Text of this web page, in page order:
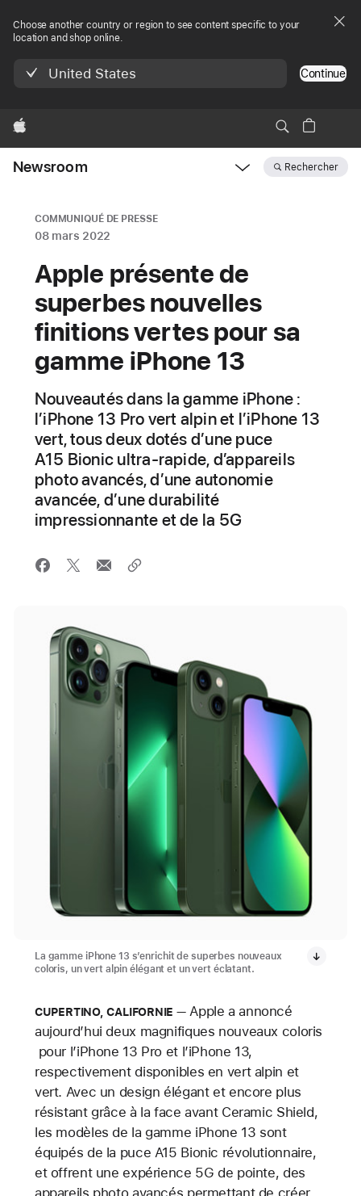
Choose another country or region to see content specific to your
location and shop online.
United States Continue
Apple
Newsroom Rechercher
COMMUNIQUÉ DE PRESSE
08 mars 2022
Apple présente de
superbes nouvelles
finitions vertes pour sa
gamme iPhone 13
Nouveautés dans la gamme iPhone :
l’iPhone 13 Pro vert alpin et l’iPhone 13
vert, tous deux dotés d’une puce
A15 Bionic ultra-rapide, d’appareils
photo avancés, d’une autonomie
avancée, d’une durabilité
impressionnante et de la 5G
La gamme iPhone 13 s’enrichit de superbes nouveaux
coloris, un vert alpin élégant et un vert éclatant.
CUPERTINO, CALIFORNIE
Apple a annoncé
aujourd’hui deux magnifiques nouveaux coloris
pour l’iPhone 13 Pro et l’iPhone 13,
respectivement disponibles en vert alpin et
vert. Avec un design élégant et encore plus
résistant grâce à la face avant Ceramic Shield,
les modèles de la gamme iPhone 13 sont
équipés de la puce A15 Bionic révolutionnaire,
et offrent une expérience 5G de pointe, des
appareils photo avancés permettant de créer